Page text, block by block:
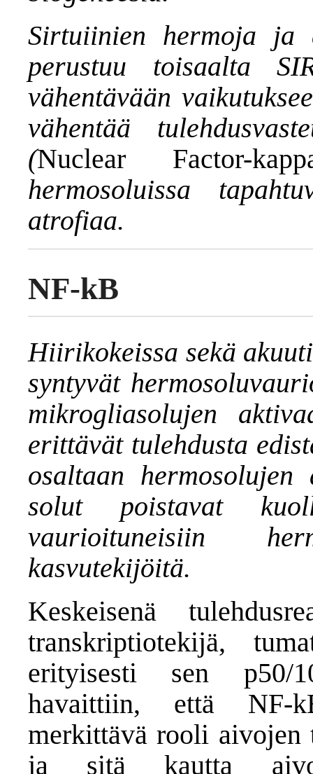
Sirtuiinien hermoja ja
perustuu toisaalta
vähentävään
vähentää
(Nuclear Factor-
hermosoluissa
atrofiaa.
NF-kB
Hiirikokeissa sekä
syntyvät
mikrogliasolujen
erittävät tulehdusta
osaltaan
solut poistavat
vaurioituneisiin
kasvutekijöitä.
Keskeisenä
transkriptiotekijä,
erityisesti sen p50/
havaittiin, että NF-
merkittävä rooli aivojen
ja sitä kautta